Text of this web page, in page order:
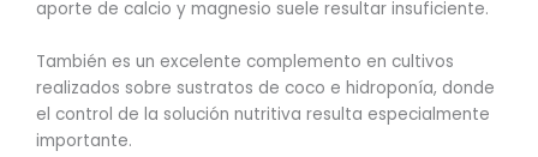
aporte de calcio y magnesio suele resultar insuficiente.
También es un excelente complemento en cultivos
realizados sobre sustratos de coco e hidroponía, donde
el control de la solución nutritiva resulta especialmente
importante.